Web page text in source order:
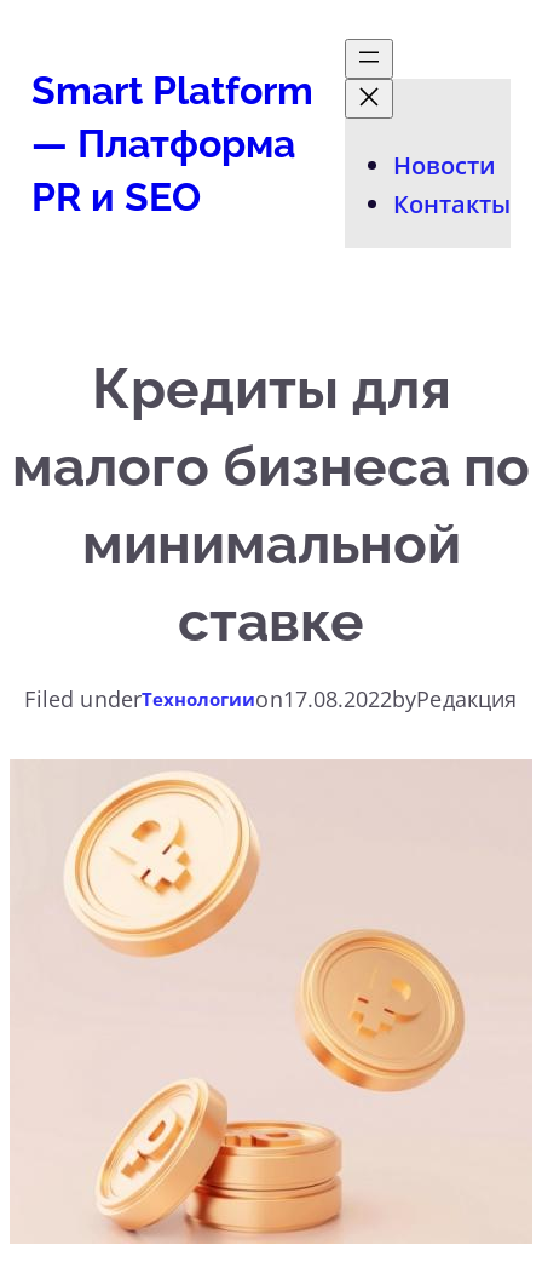
содержимому
Smart Platform
— Платформа
PR и SEO
Новости
Контакты
Кредиты для
малого бизнеса по
минимальной
ставке
Filed underТехнологииon17.08.2022byРедакция